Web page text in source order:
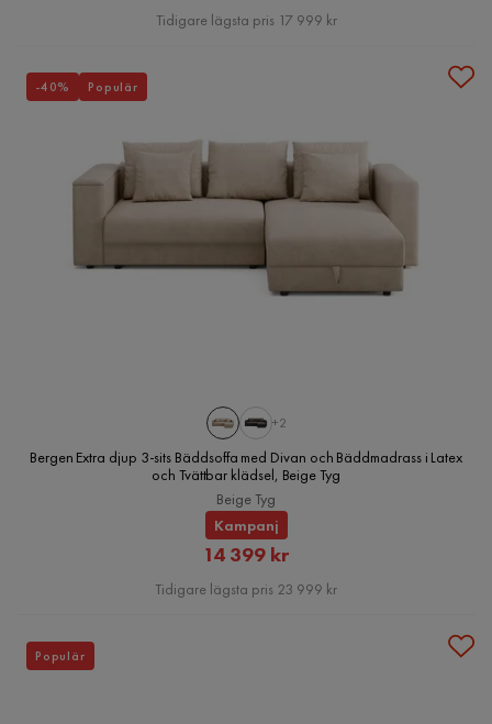
Pris
Tidigare lägsta pris 17 999 kr
+2
Bergen Extra djup 3-sits Bäddsoffa med Divan och Bäddmadrass i Latex
och Tvättbar klädsel, Beige Tyg
Beige Tyg
Kampanj
Rabatterat
Pris
14 399 kr
Tidigare lägsta pris 23 999 kr
-40% Populär
Populär